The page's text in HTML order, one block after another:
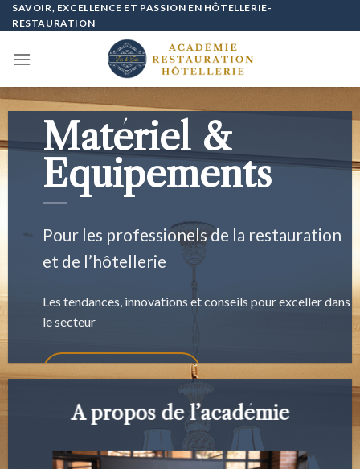
Passer
au
SAVOIR, EXCELLENCE ET PASSION EN HÔTELLERIE-
RESTAURATION
Matériel &
Equipements
Pour les professionels de la restauration
et de l’hôtellerie
Les tendances, innovations et conseils pour exceller dans
le secteur
Lire les articles
A propos de l’académie